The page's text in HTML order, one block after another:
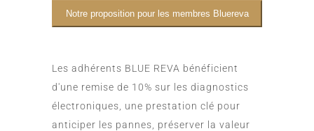
Notre proposition pour les membres Bluereva
Les adhérents BLUE REVA bénéficient
d'une remise de 10% sur les diagnostics
électroniques, une prestation clé pour
anticiper les pannes, préserver la valeur